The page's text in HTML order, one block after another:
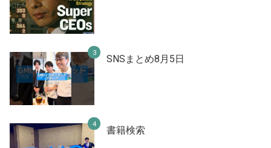
SNSまとめ8月5日
書籍検索